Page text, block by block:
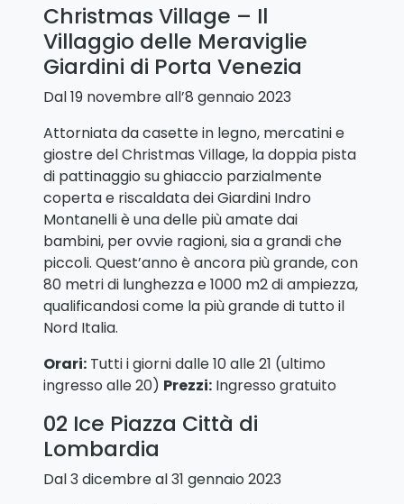
Christmas Village – Il
Villaggio delle Meraviglie
Giardini di Porta Venezia
Dal 19 novembre all’8 gennaio 2023
Attorniata da casette in legno, mercatini e
giostre del Christmas Village, la doppia pista
di pattinaggio su ghiaccio parzialmente
coperta e riscaldata dei Giardini Indro
Montanelli è una delle più amate dai
bambini, per ovvie ragioni, sia a grandi che
piccoli. Quest’anno è ancora più grande, con
80 metri di lunghezza e 1000 m2 di ampiezza,
qualificandosi come la più grande di tutto il
Nord Italia.
Orari: Tutti i giorni dalle 10 alle 21 (ultimo
ingresso alle 20) Prezzi: Ingresso gratuito
02 Ice Piazza Città di
Lombardia
Dal 3 dicembre al 31 gennaio 2023